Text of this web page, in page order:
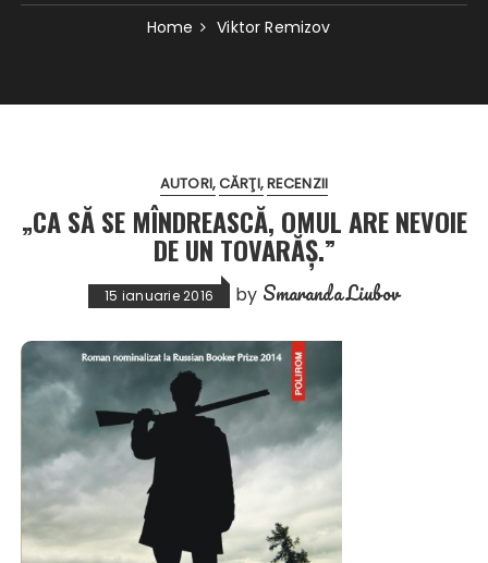
Home Viktor Remizov
AUTORI CĂRŢI RECENZII
„CA SĂ SE MÎNDREASCĂ, OMUL ARE NEVOIE
DE UN TOVARĂŞ.”
15 ianuarie 2016 by Smaranda Liubov